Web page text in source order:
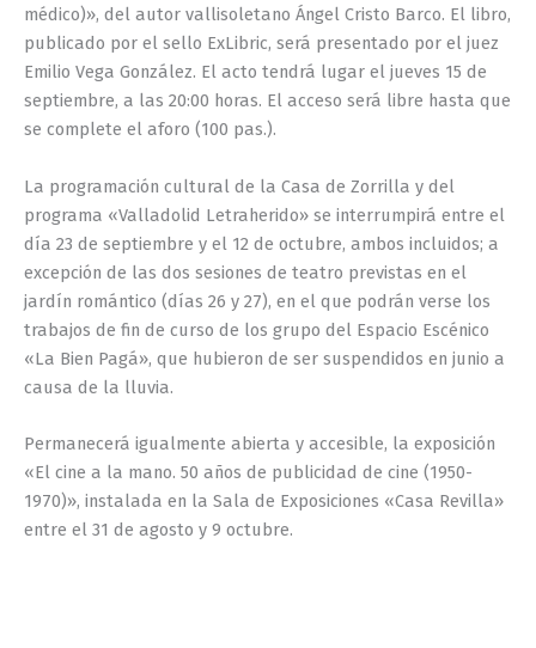
médico)», del autor vallisoletano Ángel Cristo Barco. El libro,
publicado por el sello ExLibric, será presentado por el juez
Emilio Vega González. El acto tendrá lugar el jueves 15 de
septiembre, a las 20:00 horas. El acceso será libre hasta que
se complete el aforo (100 pas.).
La programación cultural de la Casa de Zorrilla y del
programa «Valladolid Letraherido» se interrumpirá entre el
día 23 de septiembre y el 12 de octubre, ambos incluidos; a
excepción de las dos sesiones de teatro previstas en el
jardín romántico (días 26 y 27), en el que podrán verse los
trabajos de fin de curso de los grupo del Espacio Escénico
«La Bien Pagá», que hubieron de ser suspendidos en junio a
causa de la lluvia.
Permanecerá igualmente abierta y accesible, la exposición
«El cine a la mano. 50 años de publicidad de cine (1950-
1970)», instalada en la Sala de Exposiciones «Casa Revilla»
entre el 31 de agosto y 9 octubre.